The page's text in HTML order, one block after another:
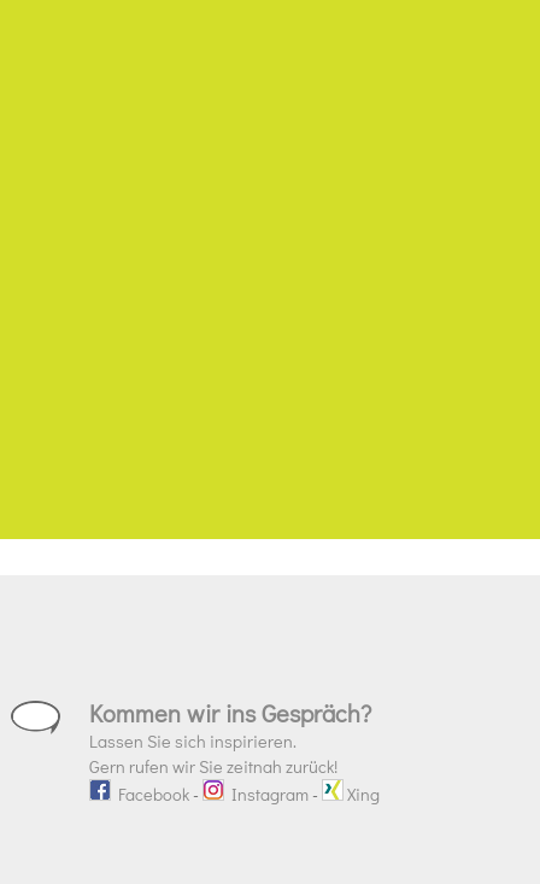
Kommen wir ins Gespräch?
Lassen Sie sich inspirieren.
Gern rufen wir Sie zeitnah zurück!
Facebook- Instagram- Xing